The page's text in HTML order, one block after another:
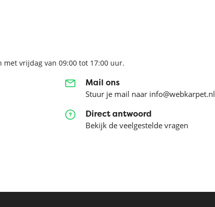
met vrijdag van 09:00 tot 17:00 uur.
Mail ons
Stuur je mail naar info@webkarpet.nl
Direct antwoord
Bekijk de veelgestelde vragen